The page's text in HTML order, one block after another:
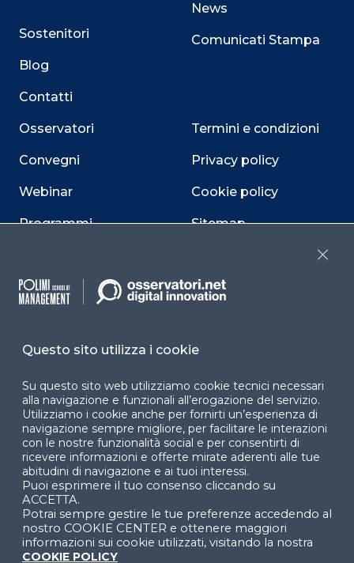
Sostenitori
Blog
Contatti
Osservatori
Convegni
Webinar
Programmi
News
Comunicati Stampa
Termini e condizioni
Privacy policy
Cookie policy
Sitemap
Facebook LinkedIn
YouTube X
Questo sito utilizza i cookie
Su questo sito web utilizziamo cookie tecnici necessari
alla navigazione e funzionali all’erogazione del servizio.
Utilizziamo i cookie anche per fornirti un’esperienza di
navigazione sempre migliore, per facilitare le interazioni
con le nostre funzionalità social e per consentirti di
ricevere informazioni e offerte mirate aderenti alle tue
abitudini di navigazione e ai tuoi interessi.
Puoi esprimere il tuo consenso cliccando su
ACCETTA.
Potrai sempre gestire le tue preferenze accedendo al
nostro COOKIE CENTER e ottenere maggiori
informazioni sui cookie utilizzati, visitando la nostra
COOKIE POLICY